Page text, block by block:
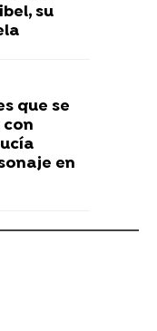
su
que se
en